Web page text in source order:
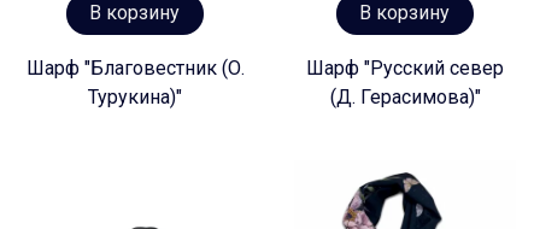
В корзину
Шарф "Благовестник (О.
Турукина)"
В корзину
Шарф "Русский север
(Д. Герасимова)"